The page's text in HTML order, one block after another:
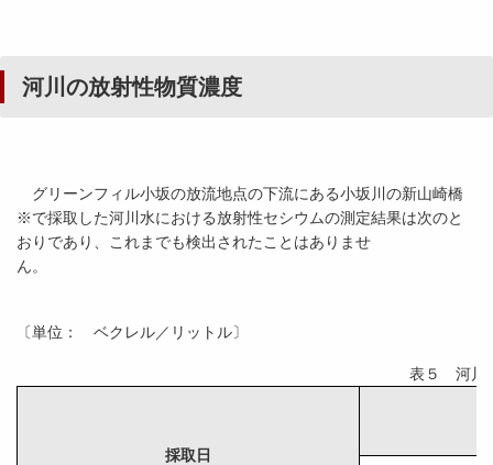
河川の放射性物質濃度
グリーンフィル小坂の放流地点の下流にある小坂川の新山崎橋
※で採取した河川水における放射性セシウムの測定結果は次のと
おりであり、これまでも検出されたことはありませ
ん。
〔単位： ベクレル／リットル〕
表５ 河川
採取日